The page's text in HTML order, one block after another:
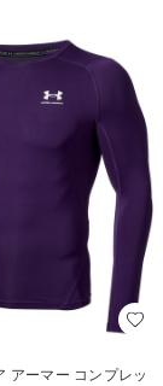
アーマー コンプレッ